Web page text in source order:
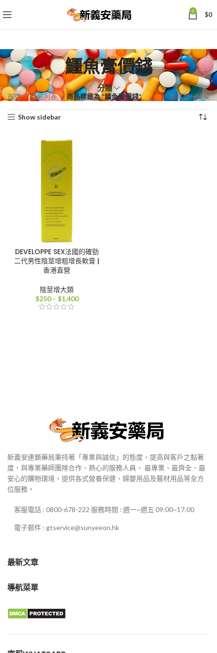
0 $0
鱷魚膏價錢
分類
首頁 商品列表 商品標籤為 “鱷魚膏價錢” 顯示單一結果
Show sidebar
DEVELOPPE SEX法國的確勁
二代男性陰莖增粗增長軟膏 |
香港直營
陰莖增大類
$250 – $1,400價
新義安連鎖藥局秉持著「專業與誠信」的態度，提高與客戶之黏著
度，與專業藥師團隊合作、熱心的服務人員、 最專業、最齊全、最
安心的購物環境，提供各式營養保健、婦嬰用品及醫材用品等全方
位服務。
客服電話 : 0800-678-222 服務時間 : 週一~週五 09:00~17:00
電子郵件 : gtservice@sunyeeon.hk
最新文章
導航菜單